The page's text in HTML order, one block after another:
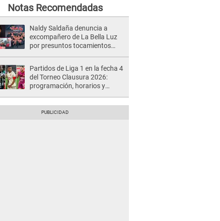
Notas Recomendadas
Naldy Saldaña denuncia a
excompañero de La Bella Luz
por presuntos tocamientos
Partidos de Liga 1 en la fecha 4
del Torneo Clausura 2026:
programación, horarios y